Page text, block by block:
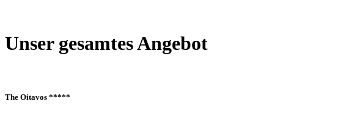
Unser gesamtes Angebot
The Oitavos *****